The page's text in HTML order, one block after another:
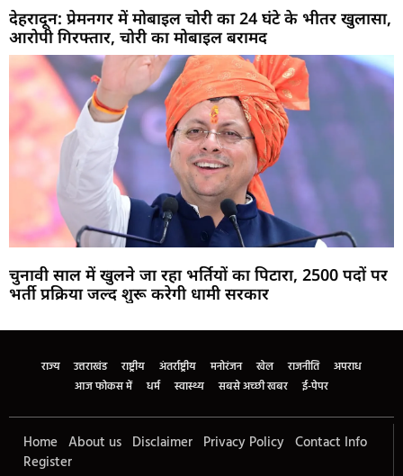
देहरादून: प्रेमनगर में मोबाइल चोरी का 24 घंटे के भीतर खुलासा,
आरोपी गिरफ्तार, चोरी का मोबाइल बरामद
चुनावी साल में खुलने जा रहा भर्तियों का पिटारा, 2500 पदों पर
भर्ती प्रक्रिया जल्द शुरू करेगी धामी सरकार
राज्य उत्तराखंड राष्ट्रीय अंतर्राष्ट्रीय मनोरंजन खेल राजनीति
अपराध
आज फोकस में
धर्म स्वास्थ्य सबसे अच्छी खबर ई-पेपर
Home About us Disclaimer Privacy Policy Contact Info
Register